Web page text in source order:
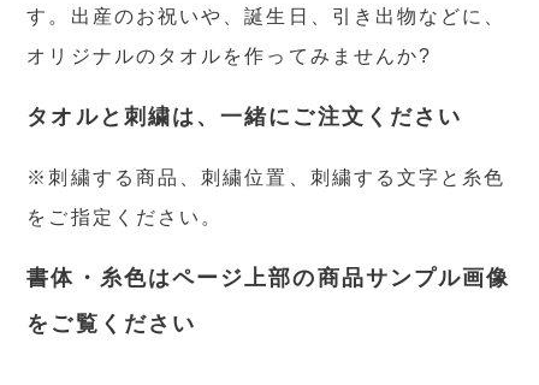
す。出産のお祝いや、誕生日、引き出物などに、
オリジナルのタオルを作ってみませんか?
タオルと刺繍は、一緒にご注文ください
※刺繍する商品、刺繍位置、刺繍する文字と糸色
をご指定ください。
書体・糸色はページ上部の商品サンプル画像
をご覧ください